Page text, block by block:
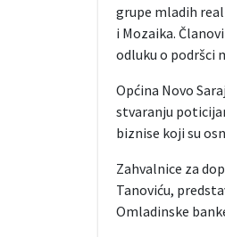
grupe mladih
i Mozaika.
odluku o podršci
Općina Novo
stvaranju
biznise koji su
Zahvalnice za
Tanoviću,
Omladinske